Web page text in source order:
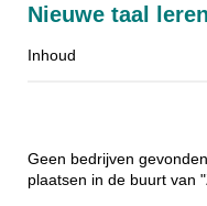
Nieuwe taal
Inhoud
Geen bedrijven
plaatsen in de buurt van